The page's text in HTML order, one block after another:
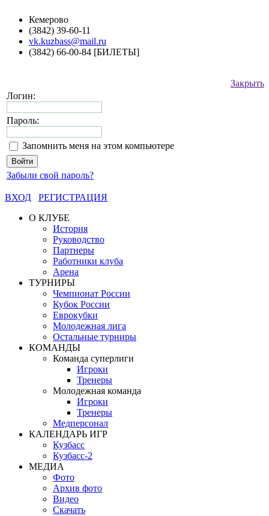
Кемерово
(3842) 39-60-11
vk.kuzbass@mail.ru
(3842) 66-00-84 [БИЛЕТЫ]
Закрыть
Логин:
Пароль:
Запомнить меня на этом компьютере
Забыли свой пароль?
ВХОД
РЕГИСТРАЦИЯ
О КЛУБЕ
История
Руководство
Партнеры
Работники клуба
Арена
ТУРНИРЫ
Чемпионат России
Кубок России
Еврокубки
Молодежная лига
Остальные турниры
КОМАНДЫ
Команда суперлиги
Игроки
Тренеры
Молодежная команда
Игроки
Тренеры
Медперсонал
КАЛЕНДАРЬ ИГР
Кузбасс
Кузбасс-2
МЕДИА
Фото
Архив фото
Видео
Скачать